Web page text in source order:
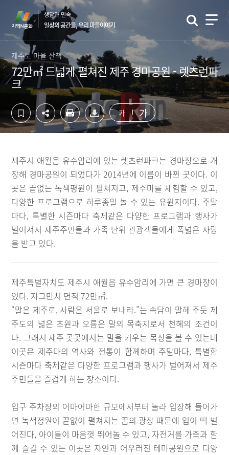
츠
영
역
바
로
영
역
바
로
가
생활과 민속
일상의 공간들, 우리 마을이야기
제주도 마을 산책
72만㎡ 드넓게 펼쳐진 제주 경마공원 - 렛츠런파
크
가 가
제주시 애월읍 유수암리에 있는 렛츠런파크는 경마장으로 개
장해 경마공원이 되었다가 2014년에 이름이 바뀐 곳이다. 이
곳은 끝없는 녹색평원이 펼쳐지고, 제주마를 체험할 수 있고,
다양한 프로그램으로 하루종일 놀 수 있는 유원지이다. 주말
마다, 특별한 시즌마다 축제같은 다양한 프로그램과 행사가
벌어져서 제주주민들과 가족 단위 관광객들에게 폭넓은 사랑
을 받고 있다.
제주특별자치도 제주시 애월읍 유수암리에 가면 큰 경마장이
있다. 자그만치 면적 72만㎡.
“말은 제주로, 사람은 서울로 보내라.”는 속담이 말해 주듯 제
주도의 넓은 초원과 오름은 말의 목축지로서 천혜의 조건이
다. 그래서 제주 곳곳에서는 말을 키우는 목장을 볼 수 있는데
이곳은 제주마의 역사와 전통이 함께하며 주말마다, 특별한
시즌마다 축제같은 다양한 프로그램과 행사가 벌어져서 제주
주민들을 즐겁게 하는 장소이다.
입구 주차장의 어마어마한 규모에서부터 놀라 입장해 들어가
면 녹색정원이 끝없이 펼쳐지는 꿈의 광장 때문에 입이 떡 벌
어진다, 아이들이 마음껏 뛰어놀 수 있고, 자전거를 가족과 함
께 즐길 수 있는 이곳은 자연과 어우러진 테마공원으로 다양